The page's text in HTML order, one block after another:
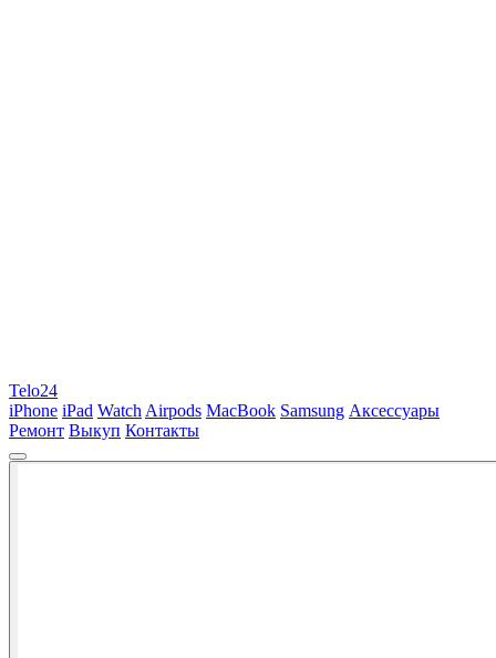
Telo24
iPhone iPad Watch Airpods MacBook Samsung Аксессуары
Ремонт Выкуп Контакты